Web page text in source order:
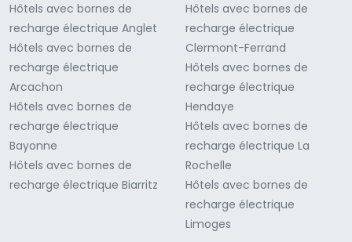
Hôtels avec bornes de
recharge électrique Anglet
Hôtels avec bornes de
recharge électrique
Arcachon
Hôtels avec bornes de
recharge électrique
Bayonne
Hôtels avec bornes de
recharge électrique Biarritz
Hôtels avec bornes de
recharge électrique
Clermont-Ferrand
Hôtels avec bornes de
recharge électrique
Hendaye
Hôtels avec bornes de
recharge électrique La
Rochelle
Hôtels avec bornes de
recharge électrique
Limoges